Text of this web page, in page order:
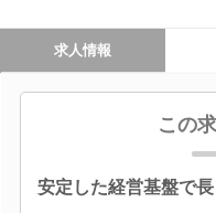
求人情報
この
安定した経営基盤で